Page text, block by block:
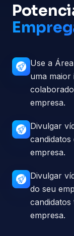
Use a
uma maior
empresa.
Divulgar
candidatos
empresa.
Divulgar
do seu
empresa.